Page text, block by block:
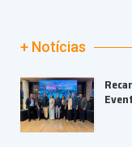
+ Notícias